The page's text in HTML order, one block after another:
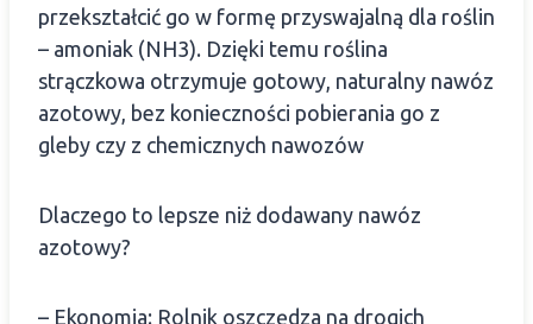
przekształcić go w formę przyswajalną dla roślin
– amoniak (NH3). Dzięki temu roślina
strączkowa otrzymuje gotowy, naturalny nawóz
azotowy, bez konieczności pobierania go z
gleby czy z chemicznych nawozów
Dlaczego to lepsze niż dodawany nawóz
azotowy?
– Ekonomia: Rolnik oszczędza na drogich